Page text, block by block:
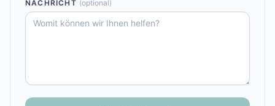
NACHRICHT (optional)